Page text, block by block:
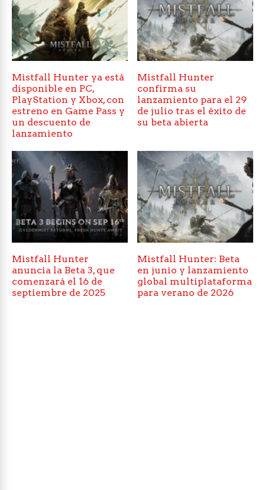
Mistfall Hunter ya está
disponible en PC,
PlayStation y Xbox, con
estreno en Game Pass y
un descuento de
lanzamiento
Mistfall Hunter
confirma su
lanzamiento para el 29
de julio tras el éxito de
su beta abierta
Mistfall Hunter
anuncia la Beta 3, que
comenzará el 16 de
septiembre de 2025
Mistfall Hunter: Beta
en junio y lanzamiento
global multiplataforma
para verano de 2026